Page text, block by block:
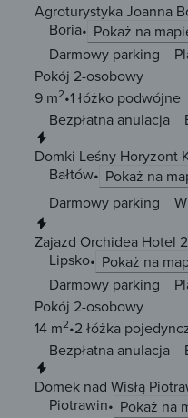
Agroturystyka Joanna
Boria
Pokaż na
Darmowy parking
Pokój 2-osobowy
9 m2 1 łóżko podwójne
Bezpłatna anulacja
Bałtów
Pokaż na
Darmowy parking
Zajazd Orchidea Hotel
Lipsko
Pokaż na
Darmowy parking
Pokój 2-osobowy
14 m2 2 łóżka
Bezpłatna anulacja
Domek nad Wisłą
Piotrawin
Pokaż na